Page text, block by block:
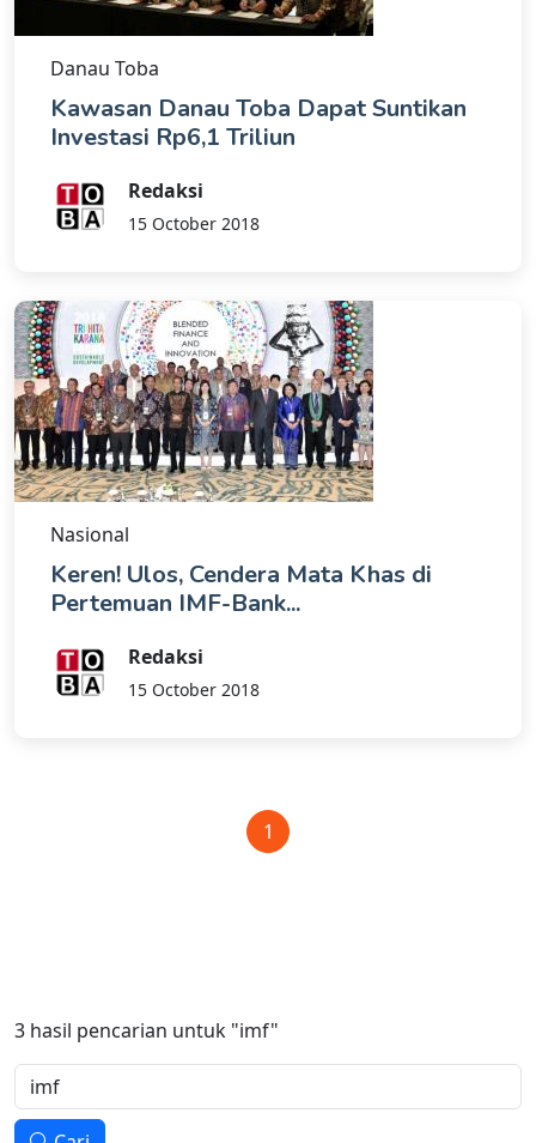
Danau Toba
Kawasan Danau Toba Dapat Suntikan
Investasi Rp6,1 Triliun
Redaksi
15 October 2018
Nasional
Keren! Ulos, Cendera Mata Khas di
Pertemuan IMF-Bank...
Redaksi
15 October 2018
1
3 hasil pencarian untuk "imf"